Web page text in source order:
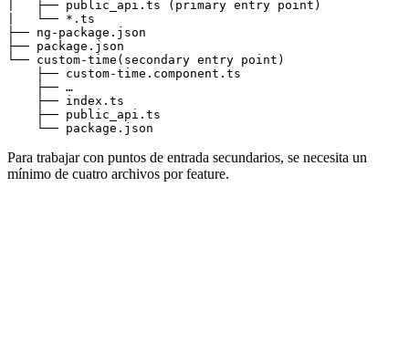
|   ├── public_api.ts (primary entry point)
|   └── *.ts
├── ng-package.json
├── package.json
└── custom-time(secondary entry point)
    ├── custom-time.component.ts
    ├── …
    ├── index.ts
    ├── public_api.ts
Para trabajar con puntos de entrada secundarios, se necesita un
mínimo de cuatro archivos por feature.